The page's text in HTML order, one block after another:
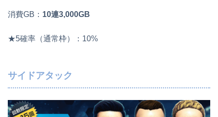
消費GB： 10連3,000GB
★5確率（通常枠）：10%
サイドアタック